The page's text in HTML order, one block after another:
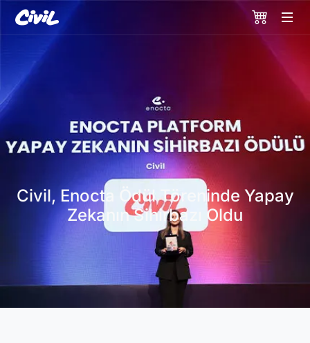
Civil, Enocta Ödül Töreninde Yapay
Zekanın Sihirbazı Oldu